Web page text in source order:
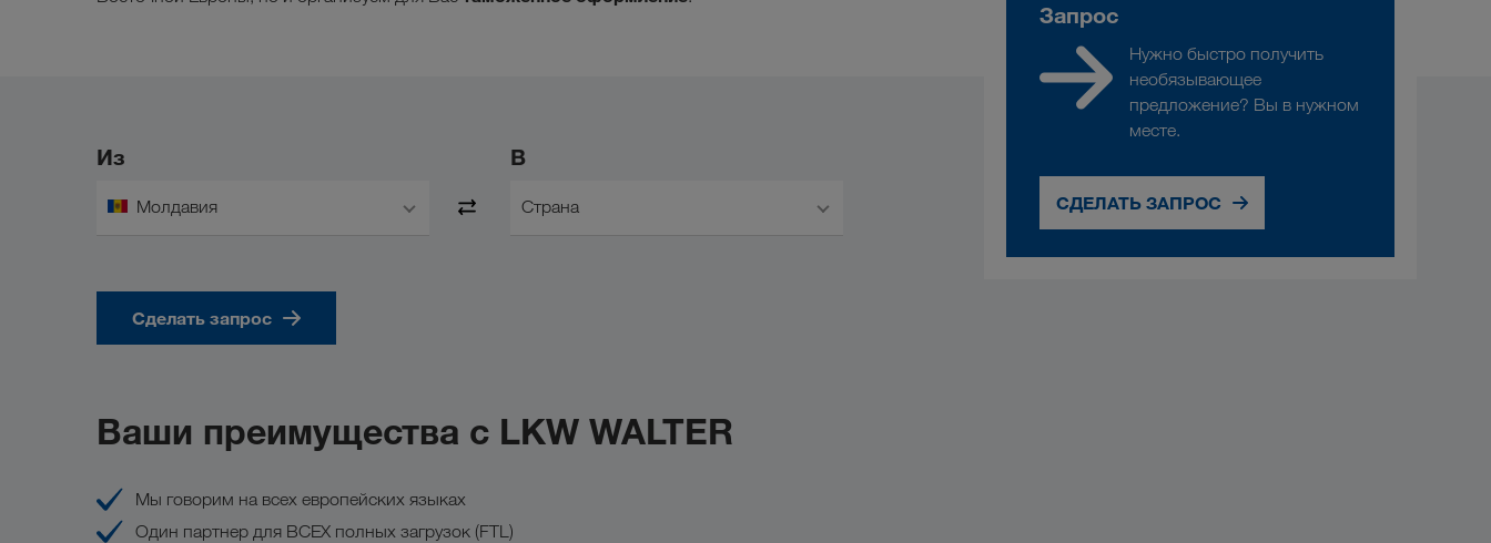
Из
Молдавия
В
Страна
Сделать запрос
Ваши преимущества с LKW WALTER
Мы говорим на всех европейских языках
Один партнер для ВСЕХ полных загрузок (FTL)
Запрос
Нужно быстро получить
необязывающее
предложение? Вы в нужном
месте.
СДЕЛАТЬ ЗАПРОС